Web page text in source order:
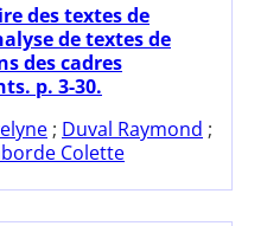
des textes de
de textes de
des cadres
p. 3-30.
; Duval Raymond ;
Colette